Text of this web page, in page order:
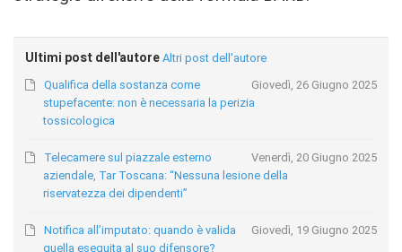
Ultimi post dell'autore Altri post dell'autore
Giovedì, 26 Giugno 2025
Qualifica della sostanza come
stupefacente: non è necessaria la perizia
tossicologica
Venerdì, 20 Giugno 2025
Telecamere sul piazzale esterno
aziendale, Tar Toscana: “Nessuna lesione della
riservatezza dei dipendenti”
Giovedì, 19 Giugno 2025
Notifica all’imputato: quando è valida
quella eseguita al suo difensore?